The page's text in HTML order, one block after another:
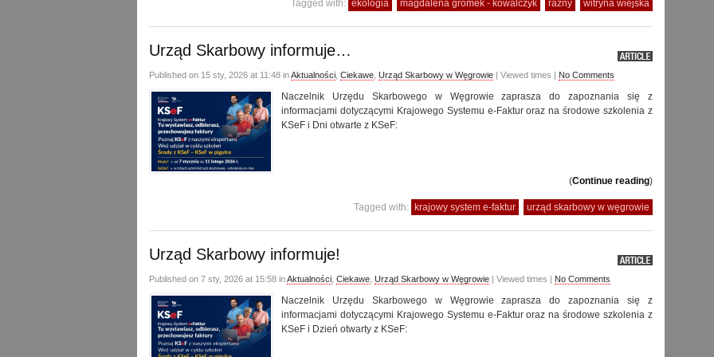
Tagged with: ekologia magdalena gromek - kowalczyk rażny witryna wiejska
Urząd Skarbowy informuje…
Published on 15 sty, 2026 at 11:48 inAktualności Ciekawe Urząd Skarbowy w Węgrowie | Viewed times | No Comments
Naczelnik Urzędu Skarbowego w Węgrowie zaprasza do zapoznania się z
informacjami dotyczącymi Krajowego Systemu e-Faktur oraz na środowe szkolenia z
KSeF i Dni otwarte z KSeF:
(Continue reading)
Tagged with: krajowy system e-faktur urząd skarbowy w węgrowie
Urząd Skarbowy informuje!
Published on 7 sty, 2026 at 15:58 inAktualności Ciekawe Urząd Skarbowy w Węgrowie | Viewed times | No Comments
Naczelnik Urzędu Skarbowego w Węgrowie zaprasza do zapoznania się z
informacjami dotyczącymi Krajowego Systemu e-Faktur oraz na środowe szkolenia z
KSeF i Dzień otwarty z KSeF: